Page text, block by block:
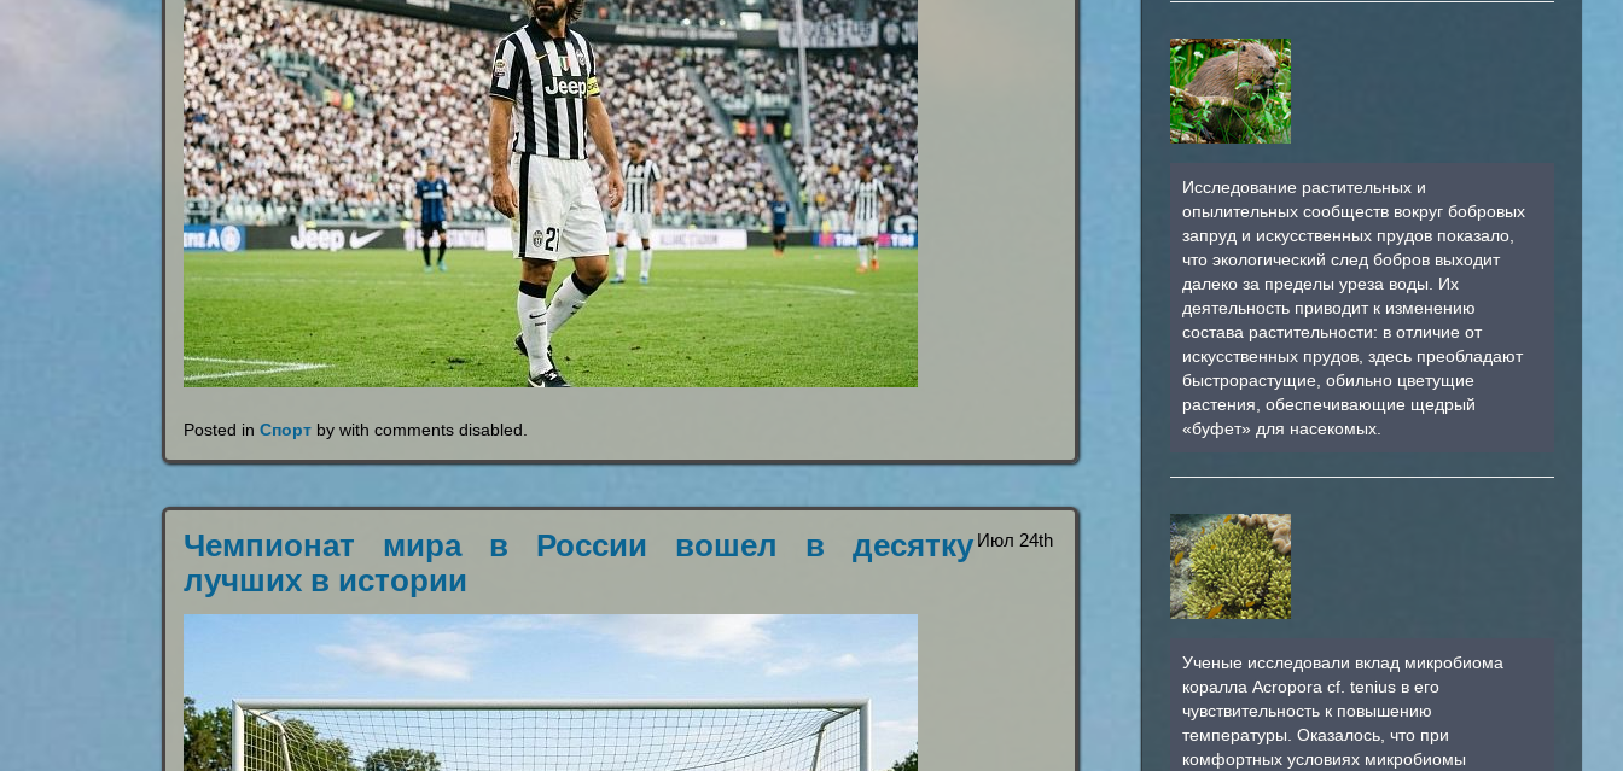
Posted inСпорт by withcomments disabled
Июл 24th
Чемпионат мира в России вошел в десятку
лучших в истории
Исследование растительных и
опылительных сообществ вокруг бобровых
запруд и искусственных прудов показало,
что экологический след бобров выходит
далеко за пределы уреза воды. Их
деятельность приводит к изменению
состава растительности: в отличие от
искусственных прудов, здесь преобладают
быстрорастущие, обильно цветущие
растения, обеспечивающие щедрый
«буфет» для насекомых.
Ученые исследовали вклад микробиома
коралла Acropora cf. tenius в его
чувствительность к повышению
температуры. Оказалось, что при
комфортных условиях микробиомы